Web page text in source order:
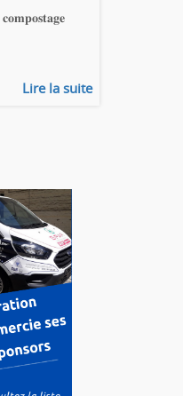
Lire la suite